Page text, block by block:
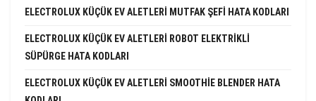
ELECTROLUX KÜÇÜK EV ALETLERI MUTFAK ŞEFI HATA KODLARI
ELECTROLUX KÜÇÜK EV ALETLERI ROBOT ELEKTRIKLI
SÜPÜRGE HATA KODLARI
ELECTROLUX KÜÇÜK EV ALETLERI SMOOTHIE BLENDER HATA